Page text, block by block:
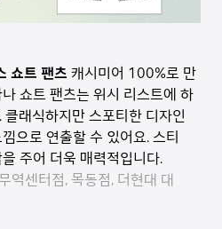
쇼트 팬츠 캐시미어 100%로 만
쇼트 팬츠는 위시 리스트에 하
래식하지만 스포티한 디자인
으로 연출할 수 있어요. 스티
주어 더욱 매력적입니다.
역센터점, 목동점, 더현대 대